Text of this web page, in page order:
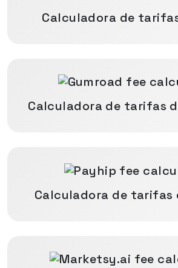
Calculadora de
Calculadora de tarifas
Calculadora de tarifas